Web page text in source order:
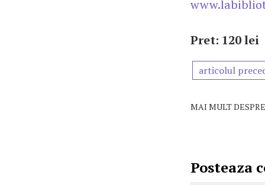
Pret: 120 lei
articolul
MAI MULT
Posteaza